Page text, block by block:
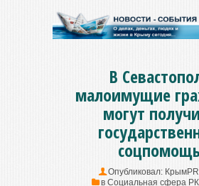
В
малоимущие
могут
Опубликовал:
в Социальная сфера РК